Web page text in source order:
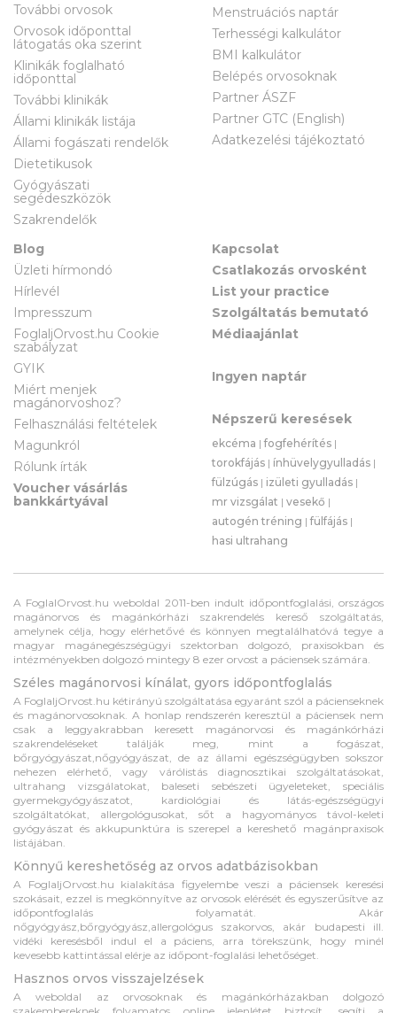
További orvosok
Orvosok időponttal
látogatás oka szerint
Klinikák foglalható
időponttal
További klinikák
Állami klinikák listája
Állami fogászati rendelők
Dietetikusok
Gyógyászati
segédeszközök
Szakrendelők
Menstruációs naptár
Terhességi kalkulátor
BMI kalkulátor
Belépés orvosoknak
Partner ÁSZF
Partner GTC (English)
Adatkezelési tájékoztató
Blog
Üzleti hírmondó
Hírlevél
Impresszum
FoglaljOrvost.hu Cookie
szabályzat
GYIK
Miért menjek
magánorvoshoz?
Felhasználási feltételek
Magunkról
Rólunk írták
Voucher vásárlás
bankkártyával
Kapcsolat
Csatlakozás orvosként
List your practice
Szolgáltatás bemutató
Médiaajánlat
Ingyen naptár
Népszerű keresések
ekcéma |fogfehérítés |
torokfájás | ínhüvelygyulladás |
fülzúgás | izületi gyulladás |
mr vizsgálat | vesekő |
autogén tréning |fülfájás |
hasi ultrahang
A FoglalOrvost.hu weboldal 2011-ben indult időpontfoglalási, országos
magánorvos és magánkórházi szakrendelés kereső szolgáltatás,
amelynek célja, hogy elérhetővé és könnyen megtalálhatóvá tegye a
magyar magánegészségügyi szektorban dolgozó, praxisokban és
intézményekben dolgozó mintegy 8 ezer orvost a páciensek számára.
Széles magánorvosi kínálat, gyors időpontfoglalás
A FoglaljOrvost.hu kétirányú szolgáltatása egyaránt szól a pácienseknek
és magánorvosoknak. A honlap rendszerén keresztül a páciensek nem
csak a leggyakrabban keresett magánorvosi és magánkórházi
szakrendeléseket találják meg, mint a fogászat,
bőrgyógyászat,nőgyógyászat, de az állami egészségügyben sokszor
nehezen elérhető, vagy várólistás diagnosztikai szolgáltatásokat,
ultrahang vizsgálatokat, baleseti sebészeti ügyeleteket, speciális
gyermekgyógyászatot, kardiológiai és látás-egészségügyi
szolgáltatókat, allergológusokat, sőt a hagyományos távol-keleti
gyógyászat és akkupunktúra is szerepel a kereshető magánpraxisok
listájában.
Könnyű kereshetőség az orvos adatbázisokban
A FoglaljOrvost.hu kialakítása figyelembe veszi a páciensek keresési
szokásait, ezzel is megkönnyítve az orvosok elérését és egyszerűsítve az
időpontfoglalás folyamatát. Akár
nőgyógyász,bőrgyógyász,allergológus szakorvos, akár budapesti ill.
vidéki keresésből indul el a páciens, arra törekszünk, hogy minél
kevesebb kattintással elérje az időpont-foglalási lehetőséget.
Hasznos orvos visszajelzések
A weboldal az orvosoknak és magánkórházakban dolgozó